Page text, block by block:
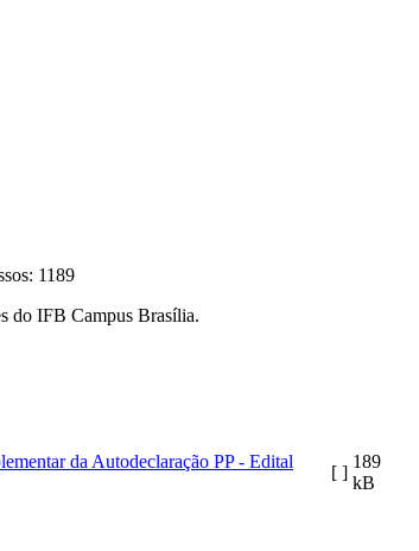
1189
do IFB Campus Brasília.
da Autodeclaração PP - Edital
[ ]
189
kB